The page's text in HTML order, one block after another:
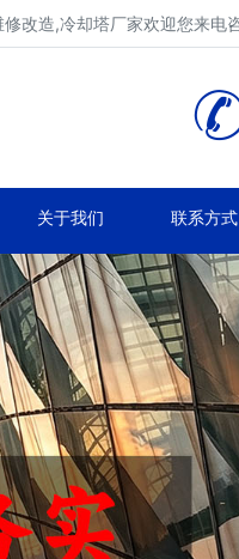
改造,冷却塔厂家欢迎您来电
关于我们 联系方式